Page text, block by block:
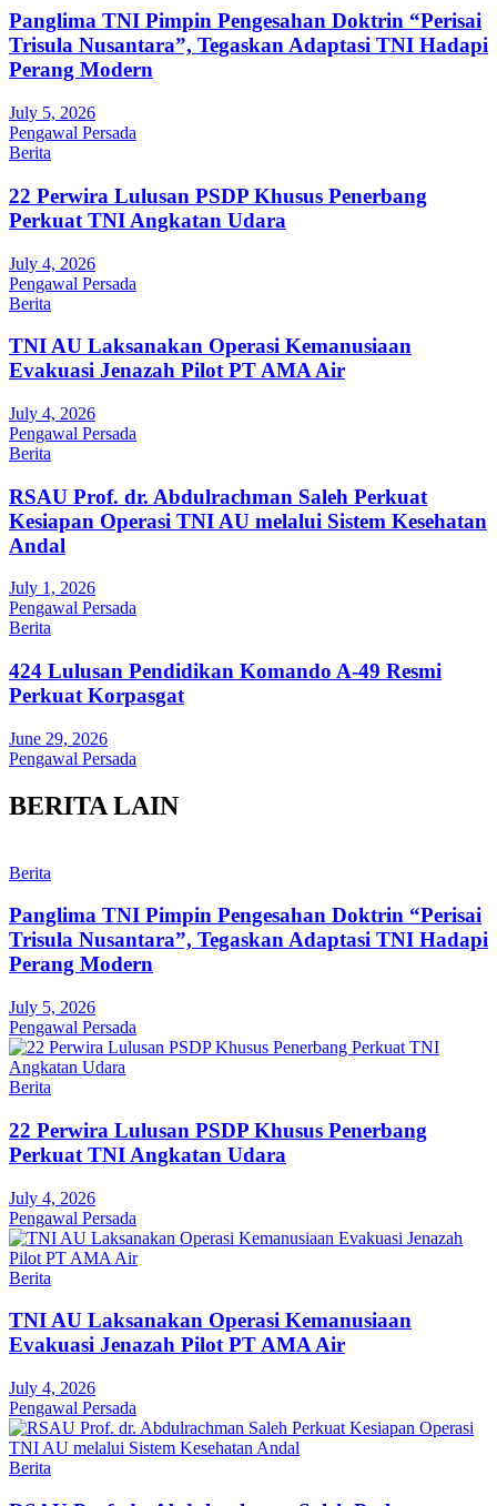
Panglima TNI Pimpin Pengesahan Doktrin “Perisai
Trisula Nusantara”, Tegaskan Adaptasi TNI Hadapi
Perang Modern
July 5, 2026
Pengawal Persada
Berita
22 Perwira Lulusan PSDP Khusus Penerbang
Perkuat TNI Angkatan Udara
July 4, 2026
Pengawal Persada
Berita
TNI AU Laksanakan Operasi Kemanusiaan
Evakuasi Jenazah Pilot PT AMA Air
July 4, 2026
Pengawal Persada
Berita
RSAU Prof. dr. Abdulrachman Saleh Perkuat
Kesiapan Operasi TNI AU melalui Sistem Kesehatan
Andal
July 1, 2026
Pengawal Persada
Berita
424 Lulusan Pendidikan Komando A-49 Resmi
Perkuat Korpasgat
June 29, 2026
Pengawal Persada
BERITA LAIN
Berita
Panglima TNI Pimpin Pengesahan Doktrin “Perisai
Trisula Nusantara”, Tegaskan Adaptasi TNI Hadapi
Perang Modern
July 5, 2026
Pengawal Persada
Berita
22 Perwira Lulusan PSDP Khusus Penerbang
Perkuat TNI Angkatan Udara
July 4, 2026
Pengawal Persada
Berita
TNI AU Laksanakan Operasi Kemanusiaan
Evakuasi Jenazah Pilot PT AMA Air
July 4, 2026
Pengawal Persada
Berita